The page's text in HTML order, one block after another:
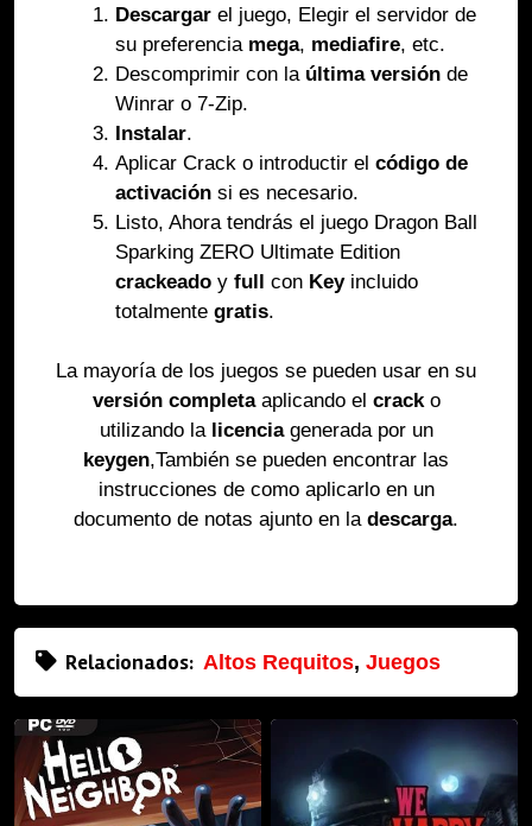
Descargar el juego, Elegir el servidor de
su preferencia mega, mediafire, etc.
Descomprimir con la última versión de
Winrar o 7-Zip.
Instalar.
Aplicar Crack o introductir el código de
activación si es necesario.
Listo, Ahora tendrás el juego Dragon Ball
Sparking ZERO Ultimate Edition
crackeado y full con Keyincluido
totalmente gratis.
La mayoría de los juegos se pueden usar en su
versión completaaplicando el cracko
utilizando la licenciagenerada por un
keygen,También se pueden encontrar las
instrucciones de como aplicarlo en un
documento de notas ajunto en la descarga.
Relacionados: Altos Requitos, Juegos